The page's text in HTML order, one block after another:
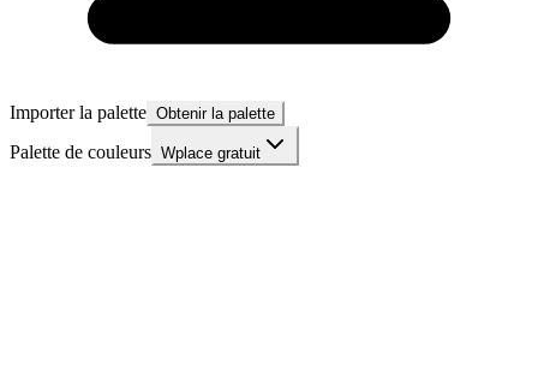
Importer la palette Obtenir la palette
Palette de couleurs Wplace gratuit